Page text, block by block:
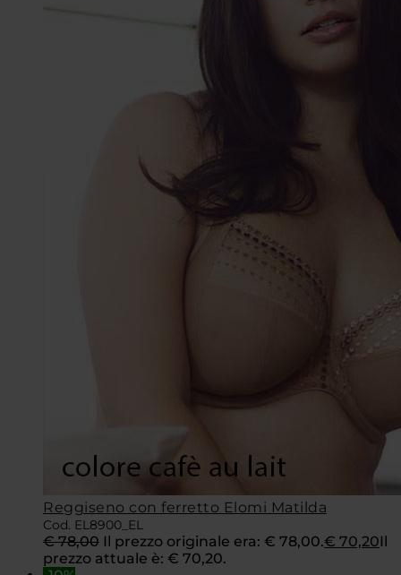
Reggiseno con ferretto Elomi Matilda
Cod. EL8900_EL
€78,00 Il prezzo originale era: € 78,00.€ 70,20Il
prezzo attuale è: € 70,20.